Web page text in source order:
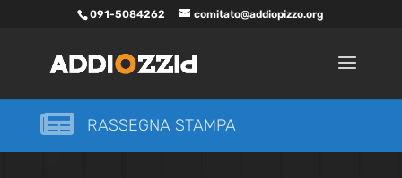
091-5084262 comitato@addiopizzo.org
 RASSEGNA STAMPA